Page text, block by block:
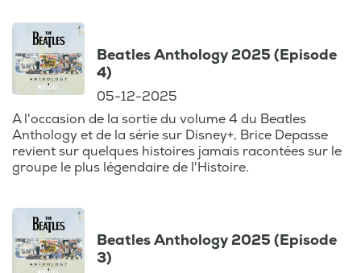
"La Story
pour un voyage
musical
inoubliable.
récits fascinants
sur des artistes
Beatles Anthology 2025 (Episode
4)
05-12-2025
A l'occasion de la sortie du volume 4 du Beatles
Anthology et de la série sur Disney+, Brice Depasse
revient sur quelques histoires jamais racontées sur le
groupe le plus légendaire de l'Histoire.
Beatles Anthology 2025 (Episode
3)